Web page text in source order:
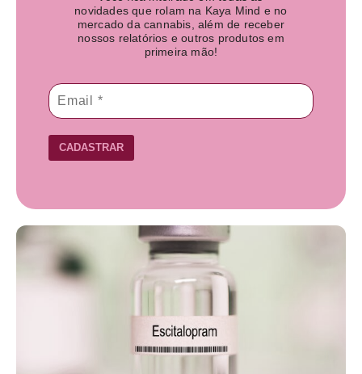
novidades que rolam na Kaya Mind e no
mercado da cannabis, além de receber
nossos relatórios e outros produtos em
primeira mão!
CADASTRAR